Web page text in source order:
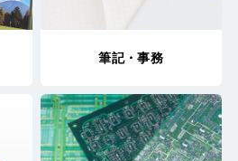
筆記・事務